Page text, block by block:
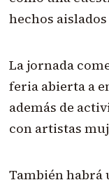
hechos
La jornada
feria abierta a
además de
con artistas
También